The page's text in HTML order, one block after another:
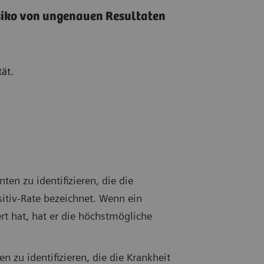
von ungenauen Resultaten
zu identifizieren, die die
Rate bezeichnet. Wenn ein
hat, hat er die höchstmögliche
zu identifizieren, die die Krankheit